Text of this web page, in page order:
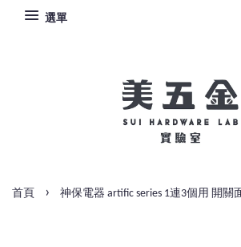
選單
首頁 › 神保電器 artific series 1連3個用 開